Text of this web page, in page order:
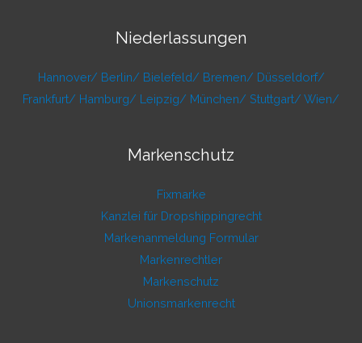
Niederlassungen
Hannover/ Berlin/ Bielefeld/ Bremen/ Düsseldorf/
Frankfurt/ Hamburg/ Leipzig/ München/ Stuttgart/ Wien/
Markenschutz
Fixmarke
Kanzlei für Dropshippingrecht
Markenanmeldung Formular
Markenrechtler
Markenschutz
Unionsmarkenrecht